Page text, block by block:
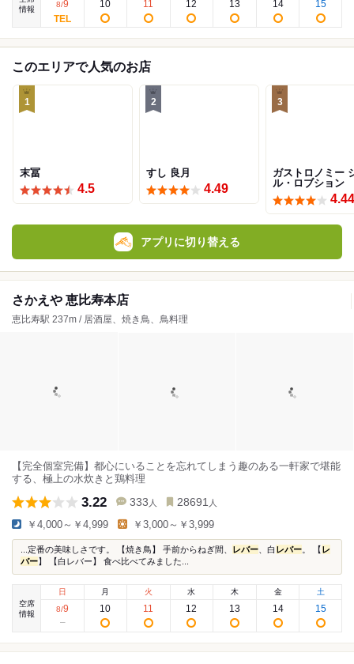
情報
8/9 10 11 12 13 14 15
このエリアで人気のお店
1
末冨
4.5
2
すし 良月
4.49
3
ガストロノミー
ル・ロブション
4.44
アプリに切り替える
さかえや 恵比寿本店
恵比寿駅 237m / 居酒屋、焼き鳥、鳥料理
【完全個室完備】都心にいることを忘れてしまう趣のある一軒家で堪能
する、極上の水炊きと鶏料理
3.22 333 人 28691 人
￥4,000～￥4,999 ￥3,000～￥3,999
...定番の美味しさです。 【焼き鳥】 手前からねぎ間、 レバー 、白 レバー 。 【 レ
バー】 【白レバー】 食べ比べてみました...
空席
情報
日
8/9
月
10
火
11
水
12
木
13
金
14
土
15